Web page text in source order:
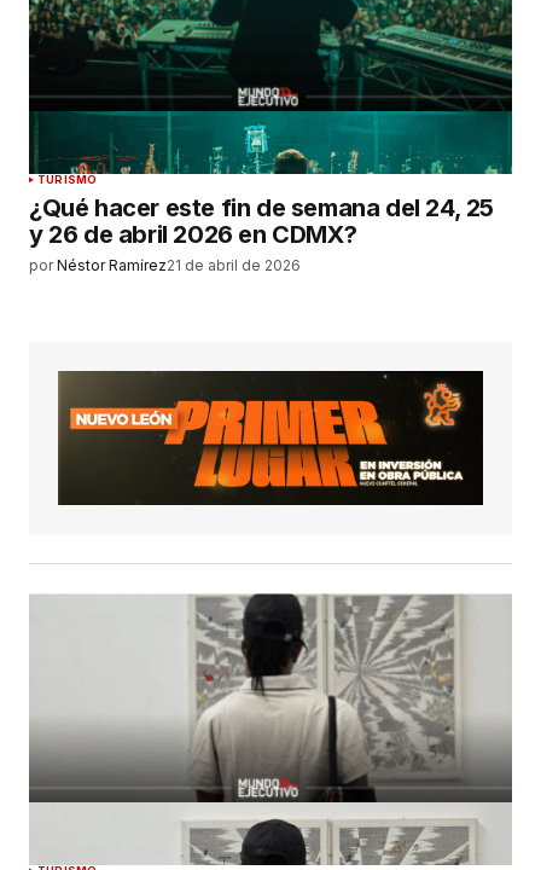
TURISMO
¿Qué hacer este fin de semana del 24, 25
y 26 de abril 2026 en CDMX?
por Néstor Ramírez21 de abril de 2026